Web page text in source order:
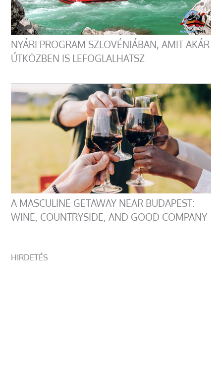
NYÁRI PROGRAM SZLOVÉNIÁBAN, AMIT AKÁR
ÚTKÖZBEN IS LEFOGLALHATSZ
A MASCULINE GETAWAY NEAR BUDAPEST:
WINE, COUNTRYSIDE, AND GOOD COMPANY
HIRDETÉS